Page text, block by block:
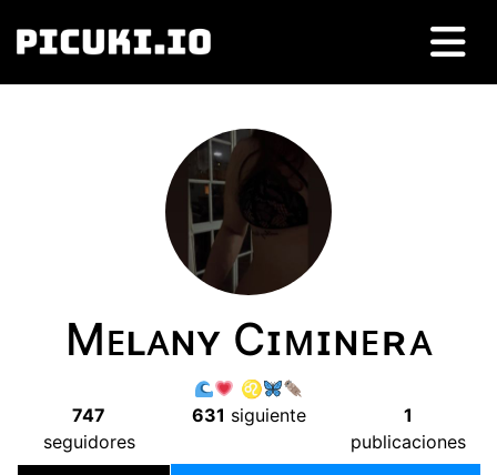
Mᴇʟᴀɴʏ Cɪᴍɪɴᴇʀᴀ
♌︎
747
seguidores
631 siguiente
1
publicaciones